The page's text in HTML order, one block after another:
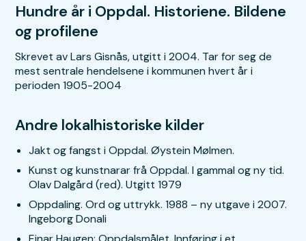
Hundre år i Oppdal. Historiene. Bildene
og profilene
Skrevet av Lars Gisnås, utgitt i 2004. Tar for seg de
mest sentrale hendelsene i kommunen hvert år i
perioden 1905-2004
Andre lokalhistoriske kilder
Jakt og fangst i Oppdal. Øystein Mølmen.
Kunst og kunstnarar frå Oppdal. I gammal og ny tid.
Olav Dalgård (red). Utgitt 1979
Oppdaling. Ord og uttrykk. 1988 – ny utgave i 2007.
Ingeborg Donali